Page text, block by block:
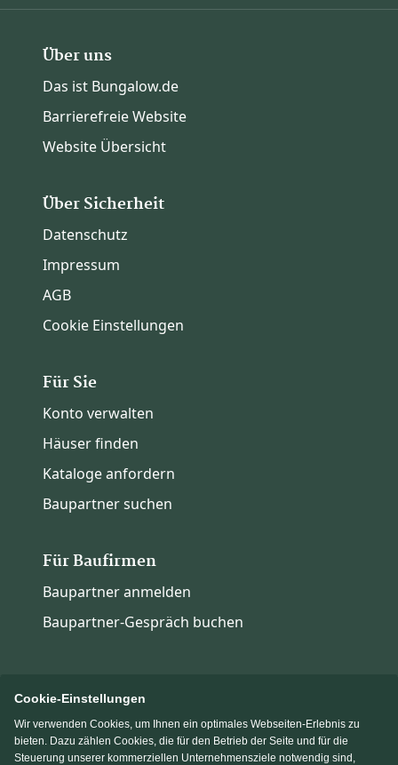
Über uns
Das ist Bungalow.de
Barrierefreie Website
Website Übersicht
Über Sicherheit
Datenschutz
Impressum
AGB
Cookie Einstellungen
Für Sie
Konto verwalten
Häuser finden
Kataloge anfordern
Baupartner suchen
Für Baufirmen
Baupartner anmelden
Baupartner-Gespräch buchen
Immowelt.de Bauen.de
Cookie-Einstellungen
Wir verwenden Cookies, um Ihnen ein optimales Webseiten-Erlebnis zu
bieten. Dazu zählen Cookies, die für den Betrieb der Seite und für die
Steuerung unserer kommerziellen Unternehmensziele notwendig sind,